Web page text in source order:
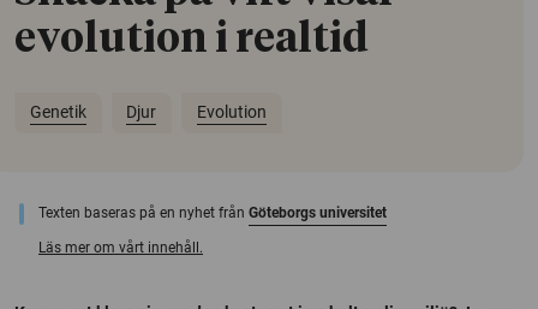
evolution i realtid
Genetik Djur Evolution
Texten baseras på en nyhet från Göteborgs universitet
Läs mer om vårt innehåll.